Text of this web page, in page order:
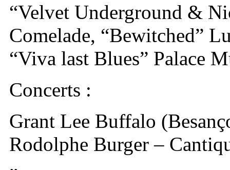
“Velvet Underground &
Comelade, “Bewitched”
“Viva last Blues” Palace
Concerts :
Grant Lee Buffalo
Rodolphe Burger –